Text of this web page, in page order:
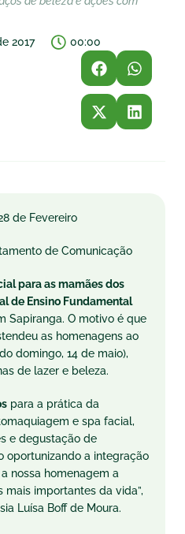
2017
00:00
de Fevereiro
de Comunicação
para as mamães dos
de Ensino Fundamental
Sapiranga. O motivo é que
as homenagens ao
domingo, 14 de maio),
de lazer e beleza.
para a prática da
e spa facial,
e degustação de
oportunizando a integração
nossa homenagem a
mais importantes da vida”,
Luísa Boff de Moura.